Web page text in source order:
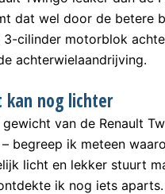
dat wel door de betere
cilinder motorblok
achterwielaandrijving.
kan nog lichter
van de Renault
begreep ik meteen
licht en lekker stuurt
ik nog iets